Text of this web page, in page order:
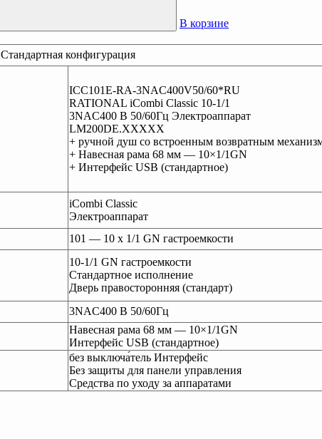
В корзине
Стандартная конфигурация
ICC101E-RA-3NAC400V50/60*RU
RATIONAL iCombi Classic 10-1/1
3NAC400 В 50/60Гц Электроаппарат
LM200DE.XXXXX
+ ручной душ со встроенным возвратным
+ Навесная рама 68 мм — 10×1/1GN
+ Интерфейс USB (стандартное)
iCombi Classic
Электроаппарат
101 — 10 x 1/1 GN гастроемкости
10-1/1 GN гастроемкости
Стандартное исполнение
Дверь правосторонняя (стандарт)
3NAC400 В 50/60Гц
Навесная рама 68 мм — 10×1/1GN
Интерфейс USB (стандартное)
без выключа́тель Интерфейс
Без защиты для панели управления
Средства по уходу за аппаратами